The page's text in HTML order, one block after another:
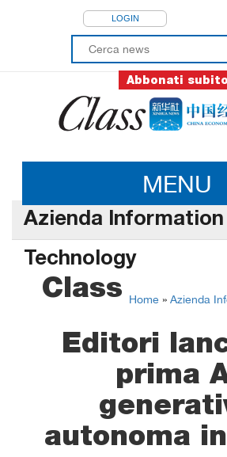
LOGIN
Abbonati subito
MENU
Azienda Information
Technology
Home » Azienda
Class
Editori
prima
autonoma